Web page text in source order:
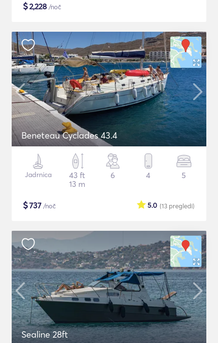
$2,228 /noč
Beneteau Cyclades 43.4
Jadrnica
43 ft
13 m
6 4 5
$737 /noč (13 pregledi)
5.0
Sealine 28ft